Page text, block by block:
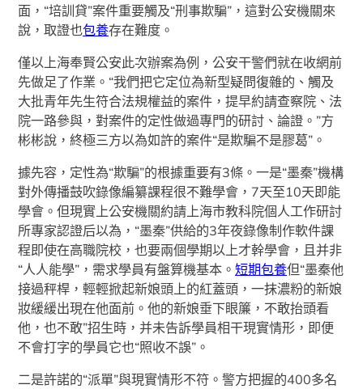
面，“培訓貸”案件重要觸及“刑事欺騙”，這對公安機關來
說，取證也包養存在難度。
僅以上海奉賢公安此次辦案為例，公安干警們就在收網前
先做足了作業。“我們把它定位為新型疑問復雜的、觸及
大批青年先生符合法規權益的案件，提早約請查察院、法
院一路參與，對案件的定性做過專門的研討、論證。”方
彬彬說，終極三方以為如許的案件“是欺騙不是膠葛”。
據先容，定性為“欺騙”的根據重要有3條。一是“墨秦”機構
對外傳播鼓吹錄像編纂課程很不難學會，7天至10天即能
學會。但現實上公安機關約請上海市教科院個人工作研討
所專家認證后以為，“墨秦”供給的3年夜錄像制作軟件課
程即使在高職院校，也要兩個學期以上才幹學會，且并非
“人人能學”，需求學員有盤算機基本。短期包養但“墨秦他
接過秤桿，輕輕掀起新娘頭上的紅蓋頭，一抹濃粉的新娘
妝緩緩出現在他面前。他的新娘垂下眼簾，不敢抬頭看
他，也不敢”招生時，并未告訴學員相干現實情形，即便
不會打字的學員它也“照收不誤”。
二是許諾的“派單”與現實情形不符。警方把握的400多名